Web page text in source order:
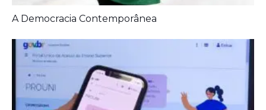
A Democracia Contemporânea